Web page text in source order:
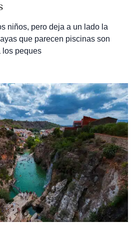
niños, pero deja a un lado la
que parecen piscinas son
los peques